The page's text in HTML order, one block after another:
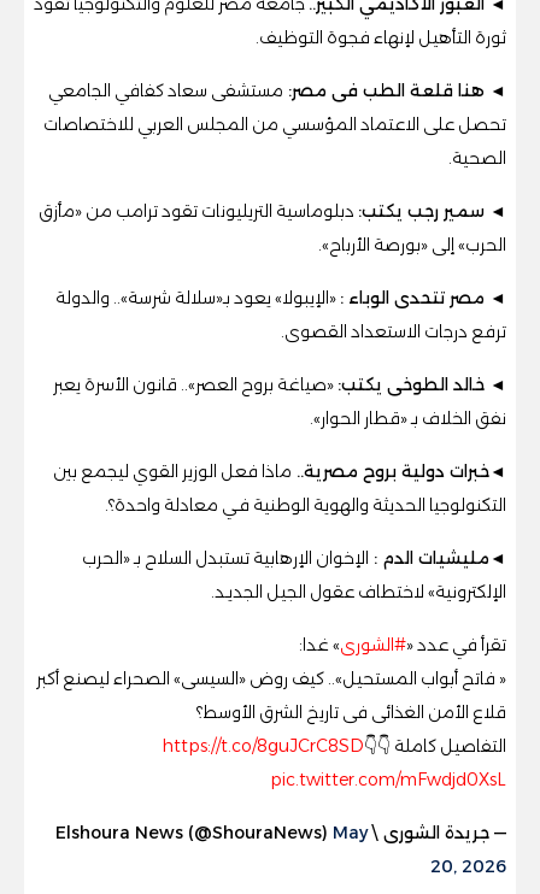
ثورة التأهيل لإنهاء فجوة التوظيف.
◄ هنا قلعة الطب فى مصر: مستشفى سعاد كفافي الجامعي
تحصل على الاعتماد المؤسسي من المجلس العربي للاختصاصات
الصحية.
◄ سمير رجب يكتب: دبلوماسية التريليونات تقود ترامب من «مأزق
الحرب» إلى «بورصة الأرباح».
◄ مصر تتحدى الوباء : «الإيبولا» يعود بـ«سلالة شرسة».. والدولة
ترفع درجات الاستعداد القصوى
◄ خالد الطوخى يكتب: «صياغة بروح العصر».. قانون الأسرة يعبر
نفق الخلاف بـ «قطار الحوار».
◄خبرات دولية بروح مصرية.. ماذا فعل الوزير القوي ليجمع بين
التكنولوجيا الحديثة والهوية الوطنية فـي معادلة واحدة؟.
◄مليشيات الدم : الإخوان الإرهابية تستبدل السلاح بـ «الحرب
الإلكترونية» لاختطاف عقول الجيل الجديـد.
تقرأ في عدد «#الشورى» غدا:
« فاتح أبواب المستحيل».. كيف روض «السيسى» الصحراء ليصنع أكبر
قلاع الأمن الغذائى فى تاريخ الشرق الأوسط؟
التفاصيل كاملة 👇👇https://t.co/8guJCrC8SD
pic.twitter.com/mFwdjd0XsL
— جريدة الشورى \ Elshoura News (@ShouraNews)May
20, 2026